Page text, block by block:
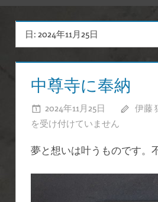
ッ
日: 2024年11月25日
中尊寺に奉納
2024年11月25日 伊藤
を受け付けていません
夢と想いは叶うものです。